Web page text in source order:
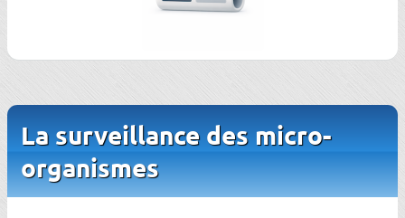
La surveillance des micro-
organismes